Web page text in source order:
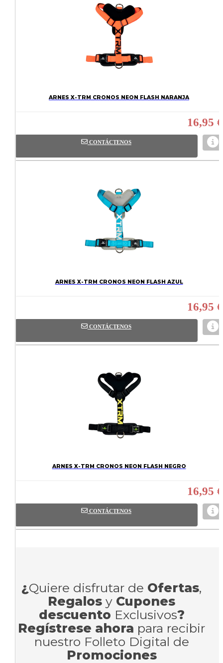
ARNES X-TRM CRONOS NEON FLASH NARANJA
16,95 €
CONTÁCTENOS
ARNES X-TRM CRONOS NEON FLASH AZUL
16,95 €
CONTÁCTENOS
ARNES X-TRM CRONOS NEON FLASH NEGRO
16,95 €
CONTÁCTENOS
¿Quiere disfrutar de Ofertas,
Regalos y Cupones
descuento Exclusivos?
Regístrese ahora para recibir
nuestro Folleto Digital de
Promociones